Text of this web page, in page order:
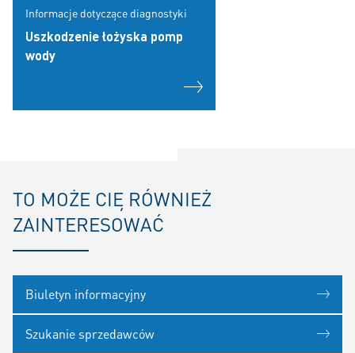
Informacje dotyczące diagnostyki
Uszkodzenie łożyska pomp
wody
TO MOŻE CIĘ RÓWNIEŻ
ZAINTERESOWAĆ
Biuletyn informacyjny
Szukanie sprzedawców